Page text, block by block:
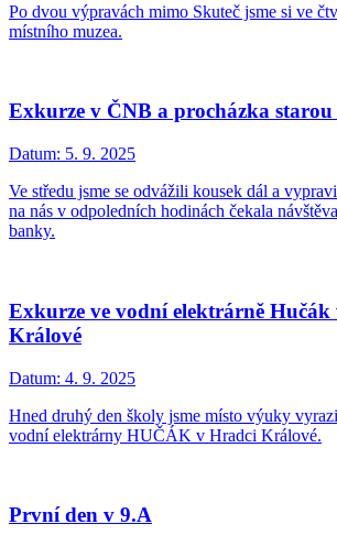
Po dvou výpravách mimo Skuteč jsme si ve
místního muzea.
Exkurze v ČNB a procházka
Datum: 5. 9. 2025
Ve středu jsme se odvážili kousek dál a
na nás v odpoledních hodinách čekala
banky.
Exkurze ve vodní elektrárně
Králové
Datum: 4. 9. 2025
Hned druhý den školy jsme místo výuky
vodní elektrárny HUČÁK v Hradci Králové.
První den v 9.A